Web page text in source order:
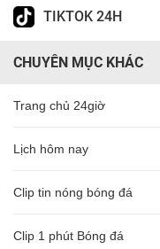
TIKTOK 24H
CHUYÊN MỤC KHÁC
Trang chủ 24giờ
Lịch hôm nay
Clip tin nóng bóng đá
Clip 1 phút Bóng đá